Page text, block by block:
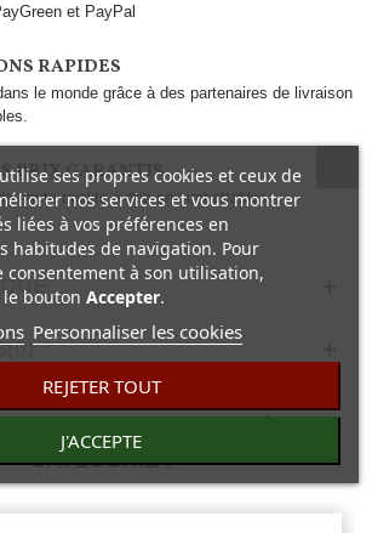
et PayPal
RAPIDES
le monde grâce à des partenaires de livraison
PRIX GARANTIS
haute qualité à des prix imbattables..
CATÉGORIE :
ses propres cookies et ceux de
nos services et vous montrer
liées à vos préférences en
habitudes de navigation. Pour
consentement à son utilisation,
bouton Accepter.
Personnaliser les cookies
REJETER TOUT
J'ACCEPTE